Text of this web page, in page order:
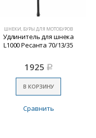
ШНЕКИ, БУРЫ ДЛЯ МОТОБУРОВ
Удлинитель для шнека
L1000 Ресанта 70/13/35
1925 Р
В КОРЗИНУ
Сравнить